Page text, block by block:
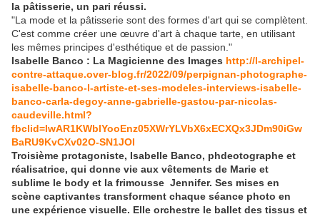
la pâtisserie, un pari réussi.
"La mode et la pâtisserie sont des formes d'art qui se complètent.
C'est comme créer une œuvre d'art à chaque tarte, en utilisant
les mêmes principes d'esthétique et de passion."
Isabelle Banco : La Magicienne des Images http://l-archipel-
contre-attaque.over-blog.fr/2022/09/perpignan-photographe-
isabelle-banco-l-artiste-et-ses-modeles-interviews-isabelle-
banco-carla-degoy-anne-gabrielle-gastou-par-nicolas-
caudeville.html?
fbclid=IwAR1KWblYooEnz05XWrYLVbX6xECXQx3JDm90iGw
BaRU9KvCXv02O-SN1JOI
Troisième protagoniste, Isabelle Banco, phdeotographe et
réalisatrice, qui donne vie aux vêtements de Marie et
sublime le body et la frimousse Jennifer. Ses mises en
scène captivantes transforment chaque séance photo en
une expérience visuelle. Elle orchestre le ballet des tissus et